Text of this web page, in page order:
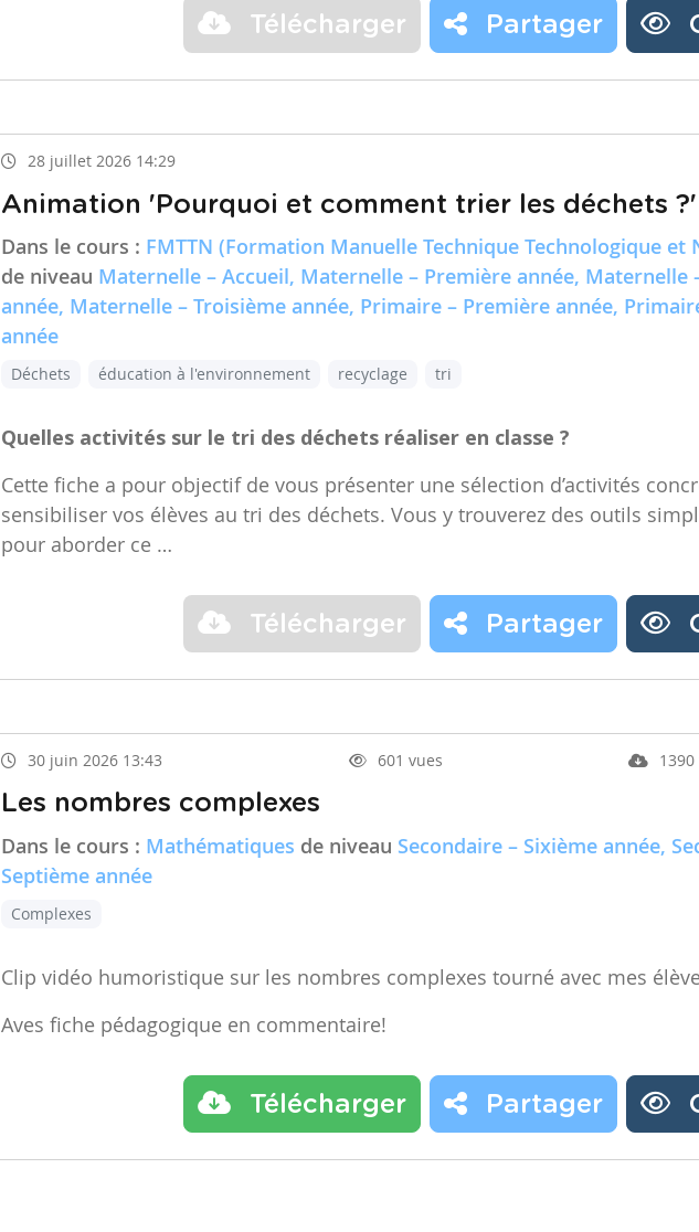
Télécharger Partager
28 juillet 2026 14:29
Animation 'Pourquoi et comment trier les déchets ?'
Dans le cours : FMTTN (Formation Manuelle Technique Technologique et
de niveau Maternelle – Accueil, Maternelle – Première année, Maternelle
année, Maternelle – Troisième année, Primaire – Première année,
année
Déchets éducation à l'environnement recyclage tri
Quelles activités sur le tri des déchets réaliser en classe ?
Cette fiche a pour objectif de vous présenter une sélection d’activités
sensibiliser vos élèves au tri des déchets. Vous y trouverez des outils
pour aborder ce …
Télécharger Partager
30 juin 2026 13:43 601 vues
Les nombres complexes
Dans le cours : Mathématiques de niveau Secondaire – Sixième année,
Septième année
Complexes
Clip vidéo humoristique sur les nombres complexes tourné avec mes
Aves fiche pédagogique en commentaire!
Télécharger Partager